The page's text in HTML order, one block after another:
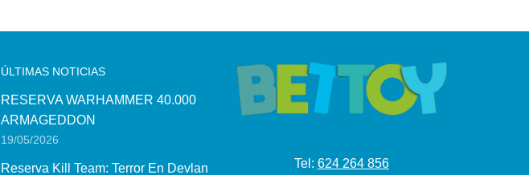
ÚLTIMAS NOTICIAS
RESERVA WARHAMMER 40.000
ARMAGEDDON
19/05/2026
Reserva Kill Team: Terror En Devlan Tel: 624 264 856